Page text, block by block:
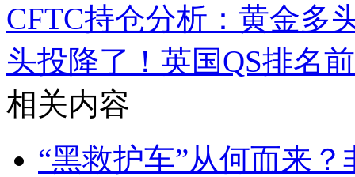
CFTC持仓分析：黄金多
头投降了！ 英国QS排名
相关内容
“黑救护车”从何而来